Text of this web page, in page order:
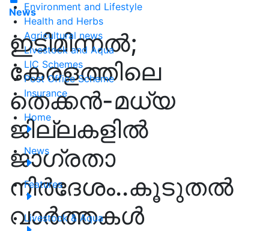
Environment and Lifestyle
Health and Herbs
Agricultural news
Livestock and Aqua
LIC Schemes
Post Office Scheme
Insurance
Home
News
Features
Livestock & Aqua
News
ഇടിമിന്നൽ;
കേരളത്തിലെ
തെക്കൻ-മധ്യ
ജില്ലകളിൽ
ജാഗ്രതാ
നിർദേശം..കൂടുതൽ
വാർത്തകൾ